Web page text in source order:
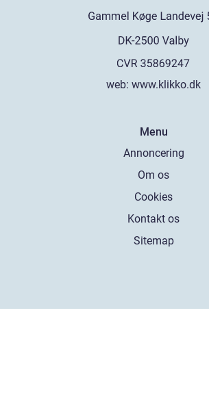
web: www.klikko.dk
Menu
Annoncering
Om os
Cookies
Kontakt os
Sitemap